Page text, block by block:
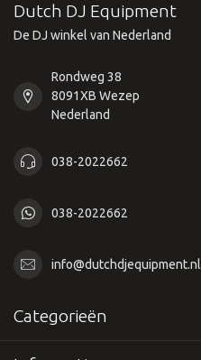
Dutch DJ Equipment
De DJ winkel van Nederland
Rondweg 38
8091XB Wezep
Nederland
038-2022662
038-2022662
info@dutchdjequipment.nl
Categorieën